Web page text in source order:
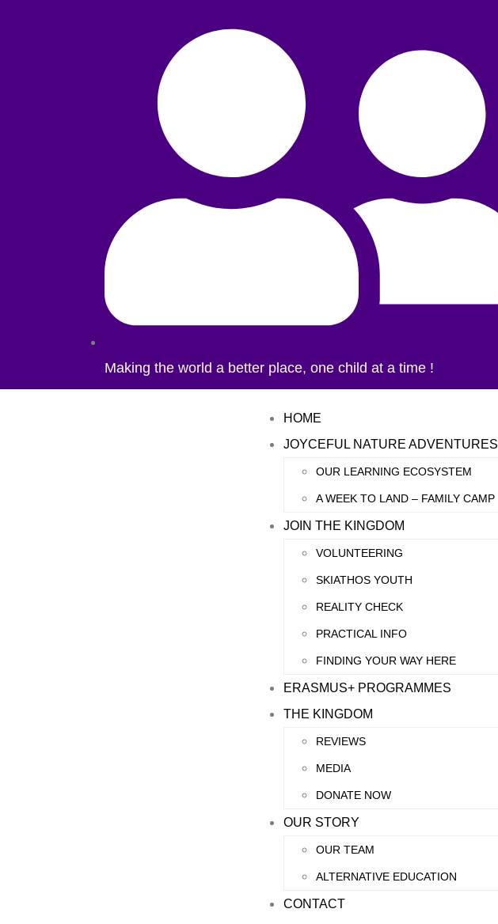
Making the world a better place, one child at a time !
HOME
JOYCEFUL NATURE ADVENTURES
OUR LEARNING ECOSYSTEM
A WEEK TO LAND – FAMILY CAMP
JOIN THE KINGDOM
VOLUNTEERING
SKIATHOS YOUTH
REALITY CHECK
PRACTICAL INFO
FINDING YOUR WAY HERE​
ERASMUS+ PROGRAMMES
THE KINGDOM
REVIEWS
MEDIA
DONATE NOW
OUR STORY
OUR TEAM
ALTERNATIVE EDUCATION
CONTACT